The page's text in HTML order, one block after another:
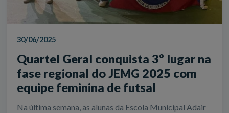
30/06/2025
Quartel Geral conquista 3º lugar na
fase regional do JEMG 2025 com
equipe feminina de futsal
Na última semana, as alunas da Escola Municipal Adair